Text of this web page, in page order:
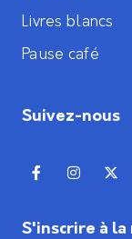
Livres blancs
Pause café
Suivez-nous
S'inscrire à